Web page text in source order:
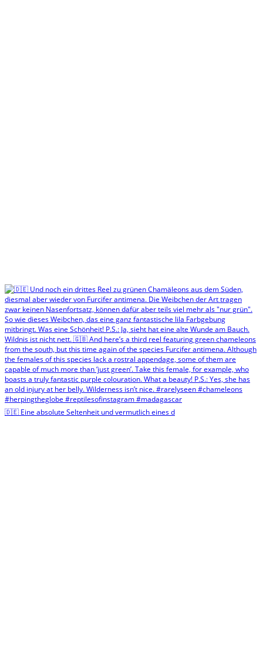
🇩🇪 Eine absolute Seltenheit und vermutlich eines d